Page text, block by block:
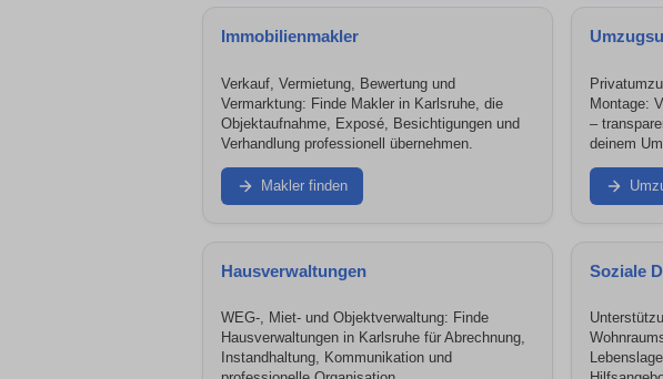
Immobilienmakler
Verkauf, Vermietung, Bewertung und
Vermarktung: Finde Makler in Karlsruhe, die
Objektaufnahme, Exposé, Besichtigungen und
Verhandlung professionell übernehmen.
Makler finden
Montage:
–
deinem
Hausverwaltungen
WEG-, Miet- und Objektverwaltung: Finde
Hausverwaltungen in Karlsruhe für Abrechnung,
Instandhaltung, Kommunikation und
Soziale